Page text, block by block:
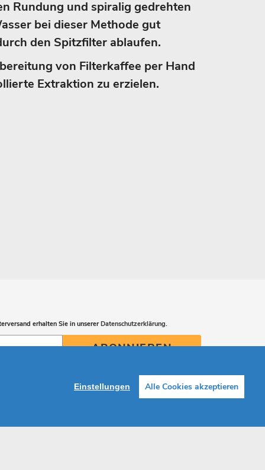
Rundung und spiralig gedrehten
bei dieser Methode gut
den Spitzfilter ablaufen.
von Filterkaffee per Hand
Extraktion zu erzielen.
erhalten Sie in unsererDatenschutzerklärung.
ABONNIEREN
Einstellungen Alle Cookies akzeptieren